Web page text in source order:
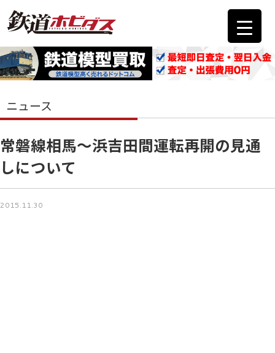
ニュース
常磐線相馬～浜吉田間運転再開の見通
しについて
2015.11.30